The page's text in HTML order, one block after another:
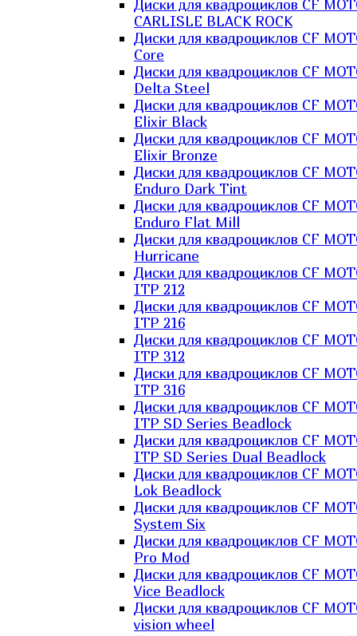
Диски для квадроциклов CF
CARLISLE BLACK ROCK
Диски для квадроциклов CF
Core
Диски для квадроциклов CF
Delta Steel
Диски для квадроциклов CF
Elixir Black
Диски для квадроциклов CF
Elixir Bronze
Диски для квадроциклов CF
Enduro Dark Tint
Диски для квадроциклов CF
Enduro Flat Mill
Диски для квадроциклов CF
Hurricane
Диски для квадроциклов CF
ITP 212
Диски для квадроциклов CF
ITP 216
Диски для квадроциклов CF
ITP 312
Диски для квадроциклов CF
ITP 316
Диски для квадроциклов CF
ITP SD Series Beadlock
Диски для квадроциклов CF
ITP SD Series Dual Beadlock
Диски для квадроциклов CF
Lok Beadlock
Диски для квадроциклов CF
System Six
Диски для квадроциклов CF
Pro Mod
Диски для квадроциклов CF
Vice Beadlock
Диски для квадроциклов CF
vision wheel